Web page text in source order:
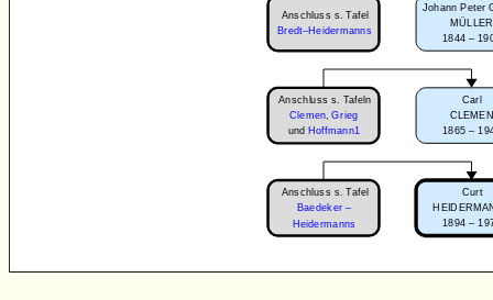
Johann Peter
MÜLLER
1844 –
Carl
CLEMEN
1865 –
Curt
1894 –
Anschluss s. Tafel
Bredt–Heidermanns
Anschluss s. Tafeln
Clemen,Grieg
und Hoffmann1
Anschluss s. Tafel
Baedeker –
Heidermanns